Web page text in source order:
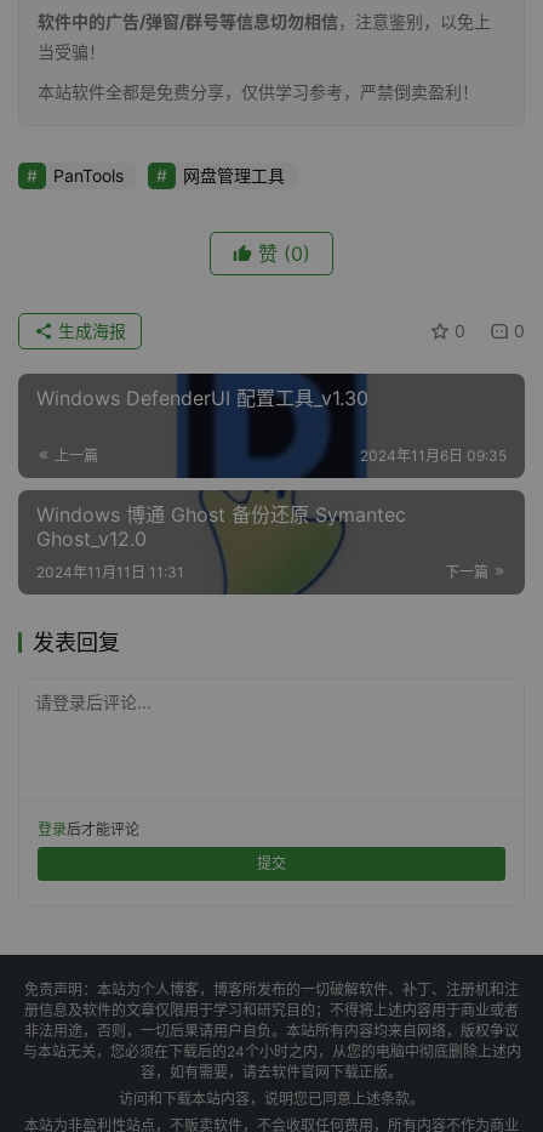
软件中的广告/弹窗/群号等信息切勿相信，注意鉴别，以免上
当受骗！
本站软件全都是免费分享，仅供学习参考，严禁倒卖盈利！
PanTools 网盘管理工具
赞 (0)
0 0
生成海报
Windows DefenderUI 配置工具_v1.30
上一篇 2024年11月6日 09:35
Windows 博通 Ghost 备份还原 Symantec
Ghost_v12.0
下一篇
2024年11月11日 11:31
发表回复
请登录后评论...
登录后才能评论
提交
免责声明：本站为个人博客，博客所发布的一切破解软件、补丁、注册机和注
册信息及软件的文章仅限用于学习和研究目的；不得将上述内容用于商业或者
非法用途，否则，一切后果请用户自负。本站所有内容均来自网络，版权争议
与本站无关，您必须在下载后的24个小时之内，从您的电脑中彻底删除上述内
容，如有需要，请去软件官网下载正版。
访问和下载本站内容，说明您已同意上述条款。
本站为非盈利性站点，不贩卖软件，不会收取任何费用，所有内容不作为商业